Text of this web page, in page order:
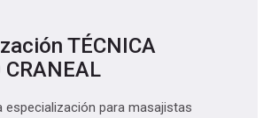
TÉCNICA
CRANEAL
especialización para masajistas